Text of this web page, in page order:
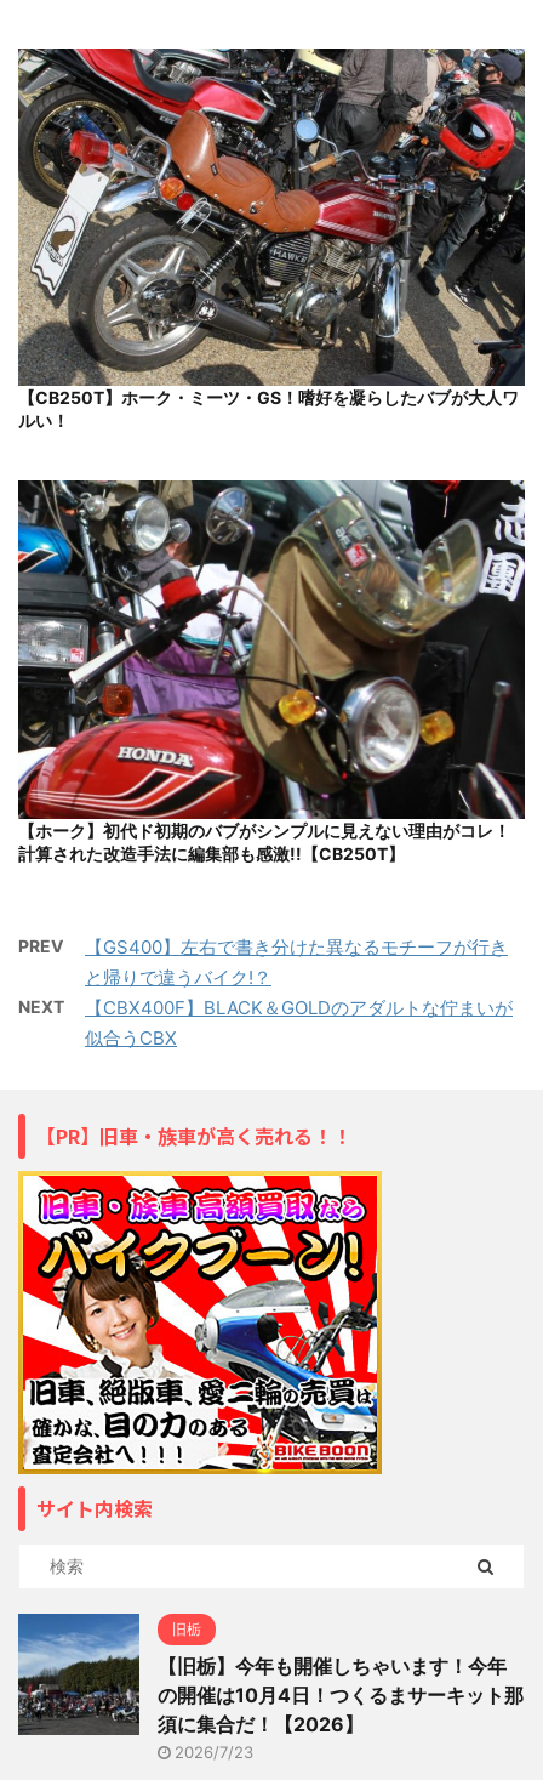
【CB250T】ホーク・ミーツ・GS！嗜好を凝らしたバブが大人ワ
ルい！
【ホーク】初代ド初期のバブがシンプルに見えない理由がコレ！
計算された改造手法に編集部も感激!!【CB250T】
PREV
【GS400】左右で書き分けた異なるモチーフが行き
と帰りで違うバイク!？
NEXT
【CBX400F】BLACK＆GOLDのアダルトな佇まいが
似合うCBX
【PR】旧車・族車が高く売れる！！
サイト内検索
旧栃
【旧栃】今年も開催しちゃいます！今年
の開催は10月4日！つくるまサーキット那
須に集合だ！【2026】
2026/7/23